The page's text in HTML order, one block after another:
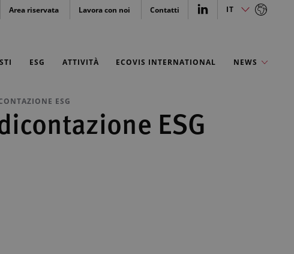
Area riservata Lavora con noi Contatti IT
ESG ATTIVITÀ ECOVIS INTERNATIONAL NEWS
ESG
ESG